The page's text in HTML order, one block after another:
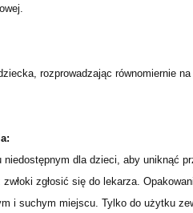
rozprowadzając równomiernie
niedostępnym dla dzieci, aby uniknąć
zgłosić się do lekarza.
i suchym miejscu. Tylko do użytku